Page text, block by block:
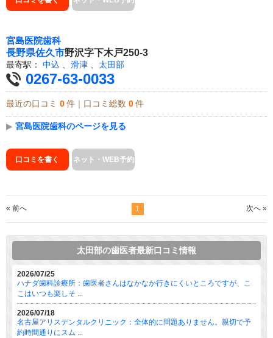
宮島医院歯科
長野県佐久市野沢字下木戸250-3
最寄駅： 中込 滑津 太田部
0267-63-0033
最近の口コミ 0 件｜口コミ総数 0 件
▶ 宮島医院歯科のページを見る
口コミを書く ネット・WEB予約
« 前へ 1 次へ »
太田部の歯医者最新口コミ情報
2026/07/25
ハナダ歯科診療所：歯医者さんはなかなか行きにくいところですが、こ
こはいつも楽しそ ...
2026/07/18
名古屋アリスデンタルクリニック：全体的に問題ありません。親切で予
約時間通りにスム ...